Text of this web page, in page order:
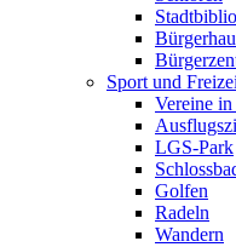
Sport und
Vereine
LGS-Park
Golfen
Radeln
Wandern